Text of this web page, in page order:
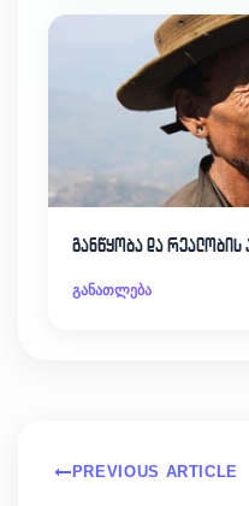
განწყობა და რეალობის
განათლება
PREVIOUS ARTICLE